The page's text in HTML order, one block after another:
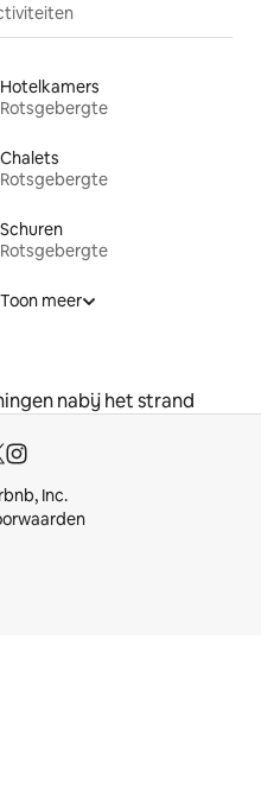
Hotelkamers
Rotsgebergte
Chalets
Rotsgebergte
Schuren
Rotsgebergte
Toon meer
nabij het strand
Inc.